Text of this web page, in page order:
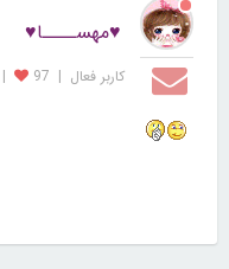
♥مهســــا♥
کاربر فعال |
97
|